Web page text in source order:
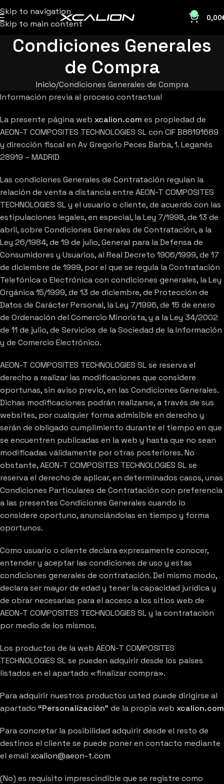
Skip to navigation
Skip to main content
0 0,00
Condiciones Generales
de Compra
Inicio Condiciones Generales de Compra
Información previa al proceso contractual
La presente página web xcalion.com es propiedad de
AEON-T COMPOSITES TECHNOLOGIES SL con CIF B88191689
y dirección fiscal en Av Gregorio Peces Barba, 1. Leganés
28919 – MADRID
Las condiciones Generales de Contratación regulan la
relación de venta a distancia entre AEON-T COMPOSITES
TECHNOLOGIES SL y el usuario o cliente, de acuerdo con las
estipulaciones legales, en especial, la Ley 7/1998, de 13 de
abril, sobre Condiciones Generales de Contratación, a la
Ley 26/1984, de 19 de julio, General para la Defensa de
Consumidores y Usuarios, al Real Decreto 1906/1999, de 17
de diciembre de 1999, por el que se regula la Contratación
Telefónica o Electrónica con condiciones generales, la Ley
Orgánica 15/1999, de 13 de diciembre, de Protección de
Datos de Carácter Personal, la Ley 7/1996, de 15 de enero
de Ordenación del Comercio Minorista, y a la Ley 34/2002
de 11 de julio, de Servicios de la Sociedad de la Información
y de Comercio Electrónico.
AEON-T COMPOSITES TECHNOLOGIES SL se reserva el
derecho a realizar las modificaciones que considere
oportunas, sin aviso previo, en las Condiciones Generales.
Dichas modificaciones podrán realizarse, a través de sus
websites, por cualquier forma admisible en derecho y
serán de obligado cumplimiento durante el tiempo en que
se encuentren publicadas en la web y hasta que no sean
modificadas válidamente por otras posteriores. No
obstante, AEON-T COMPOSITES TECHNOLOGIES SL se
reserva el derecho de aplicar, en determinados casos, unas
Condiciones Particulares de Contratación con preferencia
a las presentes Condiciones Generales cuando lo
considere oportuno, anunciándolas en tiempo y forma
oportunos.
Como usuario o cliente declara expresamente conocer,
entender y aceptar las condiciones de uso y estas
condiciones generales de contratación. Del mismo modo,
declara ser mayor de edad y tener la capacidad jurídica y
de obrar necesarias para el acceso a los sitios web de
AEON-T COMPOSITES TECHNOLOGIES SL y la contratación
por medio de los mismos.
Los productos de la web AEON-T COMPOSITES
TECHNOLOGIES SL se pueden adquirir desde los países
listados en el apartado «finalizar compra».
Para adquirir nuestros productos usted puede dirigirse al
apartado “Personalización” de la propia web xcalion.com
Para concretar la posibilidad adquirir desde el resto de
destinos el cliente se puede poner en contacto mediante
el email xcalion@aeon-t.com
(No) es requisito imprescindible que se registre como